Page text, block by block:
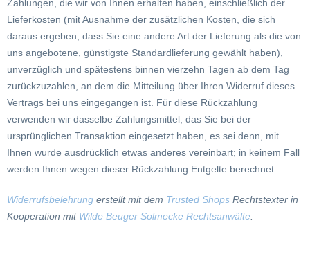
Zahlungen, die wir von Ihnen erhalten haben, einschließlich der
Lieferkosten (mit Ausnahme der zusätzlichen Kosten, die sich
daraus ergeben, dass Sie eine andere Art der Lieferung als die von
uns angebotene, günstigste Standardlieferung gewählt haben),
unverzüglich und spätestens binnen vierzehn Tagen ab dem Tag
zurückzuzahlen, an dem die Mitteilung über Ihren Widerruf dieses
Vertrags bei uns eingegangen ist. Für diese Rückzahlung
verwenden wir dasselbe Zahlungsmittel, das Sie bei der
ursprünglichen Transaktion eingesetzt haben, es sei denn, mit
Ihnen wurde ausdrücklich etwas anderes vereinbart; in keinem Fall
werden Ihnen wegen dieser Rückzahlung Entgelte berechnet.
Widerrufsbelehrung erstellt mit dem Trusted Shops Rechtstexter in
Kooperation mit Wilde Beuger Solmecke Rechtsanwälte